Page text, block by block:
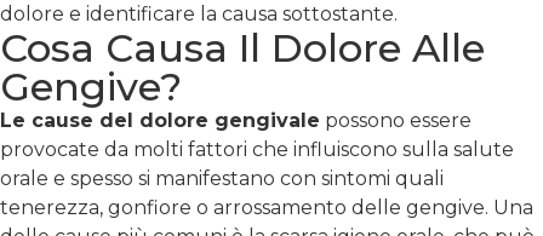
dolore e identificare la causa sottostante.
Cosa Causa Il Dolore Alle
Gengive?
Le cause del dolore gengivale possono essere
provocate da molti fattori che influiscono sulla salute
orale e spesso si manifestano con sintomi quali
tenerezza, gonfiore o arrossamento delle gengive. Una